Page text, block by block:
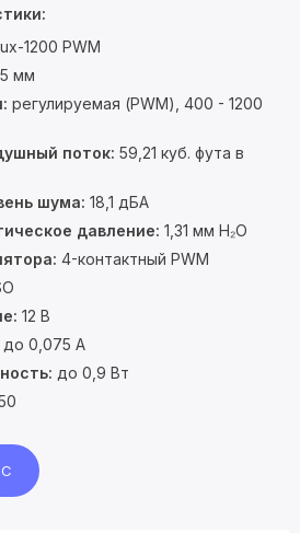
1200 PWM
мм
регулируемая (PWM), 400 - 1200
поток: 59,21 куб. фута в
шума: 18,1 дБА
давление: 1,31 мм H₂O
4-контактный PWM
12 В
до 0,075 А
до 0,9 Вт